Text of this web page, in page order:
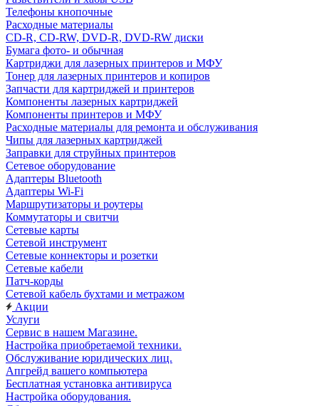
Телефоны кнопочные
Расходные материалы
CD-R, CD-RW, DVD-R, DVD-RW диски
Бумага фото- и обычная
Картриджи для лазерных принтеров и МФУ
Тонер для лазерных принтеров и копиров
Запчасти для картриджей и принтеров
Компоненты лазерных картриджей
Компоненты принтеров и МФУ
Расходные материалы для ремонта и обслуживания
Чипы для лазерных картриджей
Заправки для струйных принтеров
Сетевое оборудование
Адаптеры Bluetooth
Адаптеры Wi-Fi
Маршрутизаторы и роутеры
Коммутаторы и свитчи
Сетевые карты
Сетевой инструмент
Сетевые коннекторы и розетки
Сетевые кабели
Патч-корды
Сетевой кабель бухтами и метражом
Акции
Услуги
Сервис в нашем Магазине.
Настройка приобретаемой техники.
Обслуживание юридических лиц.
Апгрейд вашего компьютера
Бесплатная установка антивируса
Настройка оборудования.